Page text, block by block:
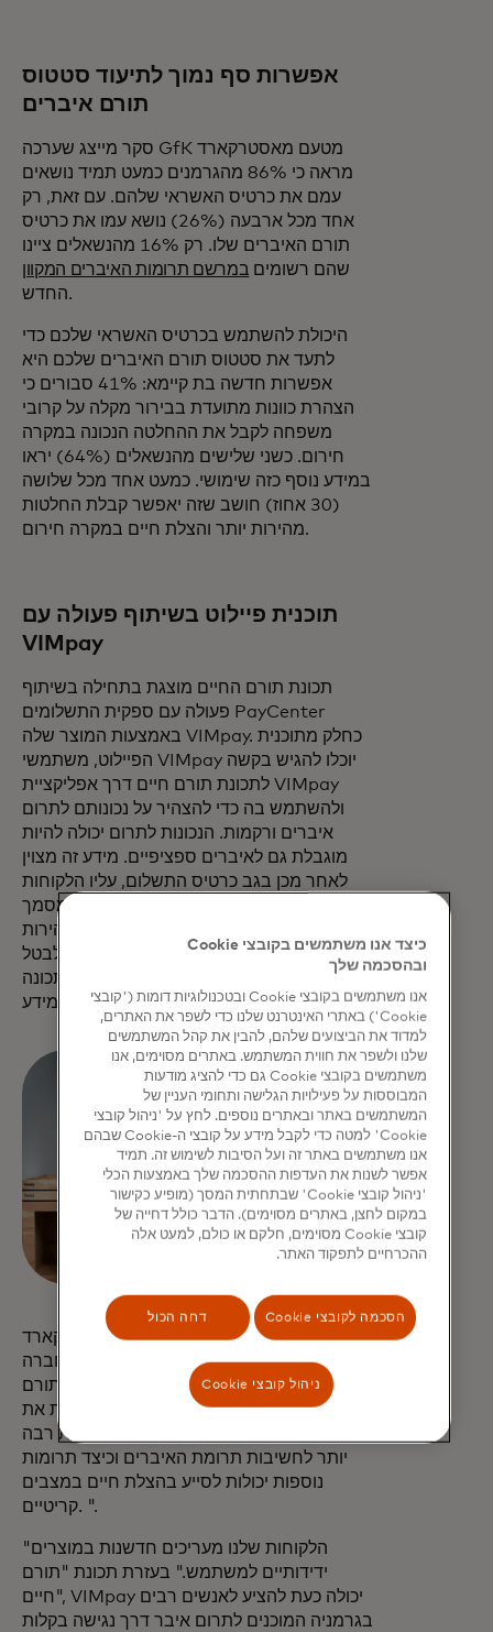
אפשרות סף נמוך לתיעוד סטטוס
סקר מייצג שערכה GfK מטעם מאסטרקארד
מראה כי 86% מהגרמנים כמעט תמיד נושאים
עמם את כרטיס האשראי שלהם. עם זאת, רק
אחד מכל ארבעה (26%) נושא עמו את כרטיס
תורם האיברים שלו. רק 16% מהנשאלים ציינו
שהם רשומים במרשם תרומות האיברים המקוון
החדש.
היכולת להשתמש בכרטיס האשראי שלכם כדי
לתעד את סטטוס תורם האיברים שלכם היא
אפשרות חדשה בת קיימא: 41% סבורים כי
הצהרת כוונות מתועדת בבירור מקלה על קרובי
משפחה לקבל את ההחלטה הנכונה במקרה
חירום. כשני שלישים מהנשאלים (64%) יראו
במידע נוסף כזה שימושי. כמעט אחד מכל שלושה
(30 אחוז) חושב שזה יאפשר קבלת החלטות
מהירות יותר והצלת חיים במקרה חירום.
תוכנית פיילוט בשיתוף פעולה עם
VIMpay
תכונת תורם החיים מוצגת בתחילה בשיתוף
פעולה עם ספקית התשלומים PayCenter
באמצעות המוצר שלה VIMpay. כחלק מתוכנית
הפיילוט, משתמשי VIMpay יוכלו להגיש בקשה
לתכונת תורם חיים דרך אפליקציית VIMpay
ולהשתמש בה כדי להצהיר על נכונותם לתרום
איברים ורקמות. הנכונות לתרום יכולה להיות
מוגבלת גם לאיברים ספציפיים. מידע זה מצוין
לאחר מכן בגב כרטיס התשלום, עליו הלקוחות
צריכים לחתום פיזית כדי להפוך את המסמך
לתוקף. במקרה חירום, ניתן לגשת אליו במהירות
ובקלות. מחזיקי הכרטיס יוכלו גם לשנות או לבטל
את מעמדם כתורם איברים בכל עת. התכונה
הוצגה בהתאם לתקני הגנת המידע.
ד"ר פיטר רובייסק, מנהל ארצי של מאסטרקארד
גרמניה: "תרומת איברים היא נושא של החברה
כולה שמשפיע על כולנו. בעזרת תכונת "תורם
חיים", אנו מציעים דרך נוספת לתעד בקלות את
הנכונות לתרום איברים ורוצים ליצור מודעות רבה
יותר לחשיבות תרומת האיברים וכיצד תרומות
נוספות יכולות לסייע בהצלת חיים במצבים
קריטיים. ".
"הלקוחות שלנו מעריכים חדשנות במוצרים
ידידותיים למשתמש." בעזרת תכונת "תורם
חיים", VIMpay יכולה כעת להציע לאנשים רבים
בגרמניה המוכנים לתרום איבר דרך נגישה בקלות
כיצד אנו משתמשים בקובצי Cookie
ובהסכמה שלך
אנו משתמשים בקובצי Cookie ובטכנולוגיות דומות ('קובצי
Cookie') באתרי האינטרנט שלנו כדי לשפר את האתרים,
למדוד את הביצועים שלהם, להבין את קהל המשתמשים
שלנו ולשפר את חווית המשתמש. באתרים מסוימים, אנו
משתמשים בקובצי Cookie גם כדי להציג מודעות
המבוססות על פעילויות הגלישה ותחומי העניין של
המשתמשים באתר ובאתרים נוספים. לחץ על 'ניהול קובצי
Cookie' למטה כדי לקבל מידע על קובצי ה-Cookie שבהם
אנו משתמשים באתר זה ועל הסיבות לשימוש זה. תמיד
אפשר לשנות את העדפות ההסכמה שלך באמצעות הכלי
'ניהול קובצי Cookie' שבתחתית המסך (מופיע כקישור
במקום לחצן, באתרים מסוימים). הדבר כולל דחייה של
קובצי Cookie מסוימים, חלקם או כולם, למעט אלה
ההכרחיים לתפקוד האתר.
הסכמה לקובצי Cookie דחה הכול
ניהול קובצי Cookie